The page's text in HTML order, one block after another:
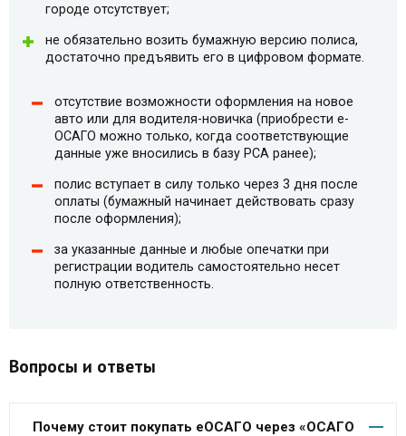
городе отсутствует;
не обязательно возить бумажную версию полиса,
достаточно предъявить его в цифровом формате.
отсутствие возможности оформления на новое
авто или для водителя-новичка (приобрести e-
ОСАГО можно только, когда соответствующие
данные уже вносились в базу РСА ранее);
полис вступает в силу только через 3 дня после
оплаты (бумажный начинает действовать сразу
после оформления);
за указанные данные и любые опечатки при
регистрации водитель самостоятельно несет
полную ответственность.
Вопросы и ответы
Почему стоит покупать еОСАГО через «ОСАГО